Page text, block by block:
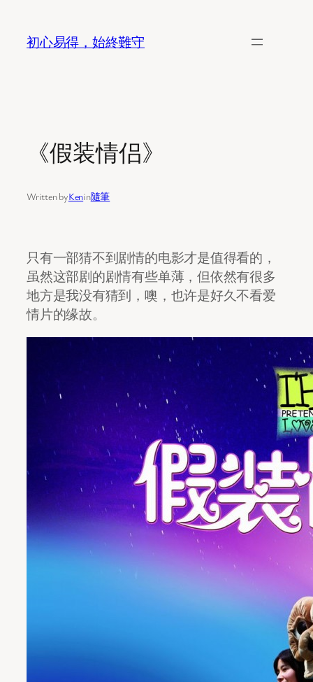
content
初心易得，始終難守
《假装情侣》
Written byKenin隨筆
只有一部猜不到剧情的电影才是值得看的，
虽然这部剧的剧情有些单薄，但依然有很多
地方是我没有猜到，噢，也许是好久不看爱
情片的缘故。